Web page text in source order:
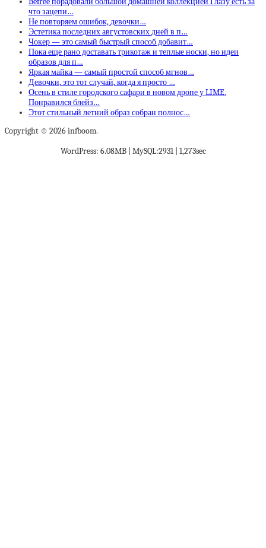
что зацепи…
Не повторяем ошибок, девочки…
Эстетика последних августовских дней в п…
Чокер — это самый быстрый способ добавит…
Пока еще рано доставать трикотаж и теплые носки, но идеи
образов для п…
Яркая майка — самый простой способ мгнов…
Девочки, это тот случай, когда я просто …
Осень в стиле городского сафари в новом дропе у LIME.
Понравился блейз…
Этот стильный летний образ собран полнос…
Copyright © 2026 infboom.
WordPress: 6.08MB | MySQL:2931 | 1,273sec